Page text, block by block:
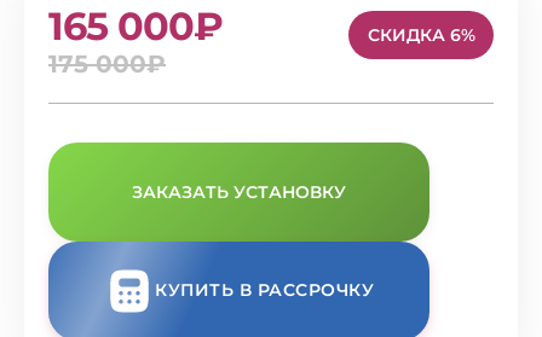
165 000₽
175 000₽
СКИДКА 6%
ЗАКАЗАТЬ УСТАНОВКУ
КУПИТЬ В РАССРОЧКУ